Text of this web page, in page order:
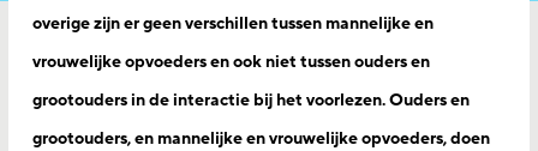
overige zijn er geen verschillen tussen mannelijke en
vrouwelijke opvoeders en ook niet tussen ouders en
grootouders in de interactie bij het voorlezen.Ouders en
grootouders, en mannelijke en vrouwelijke opvoeders, doen